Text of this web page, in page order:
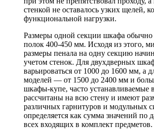
стенкой не оставалось узких щелей,
функциональной нагрузки.
Размеры одной секции шкафа
полок 400-450 мм. Исходя из этого,
размеры пенала на одну секцию
учетом стенок. Для двухдверных
варьироваться от 1000 до 1600 мм, а
моделей — от 1500 до 2400 мм и
шкафы-купе, часто устанавливаемые
рассчитаны на всю стену и имеют
различных гарнитуров и модульных
определяется как сумма значений по
всех входящих в комплект предметов.